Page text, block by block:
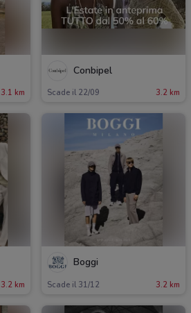
3.1 km
Conbipel
Scade il 22/09 3.2 km
3.2 km
Boggi
Scade il 31/12 3.2 km